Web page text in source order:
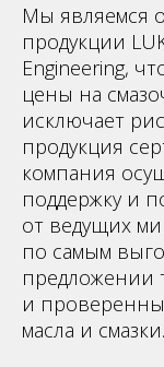
Мы являемся
продукции
Engineering,
цены на
исключает
продукция
компания
поддержку и
от ведущих
по самым
предложении
и
масла и смазки.